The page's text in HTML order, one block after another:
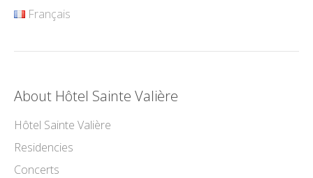
Français
About Hôtel Sainte Valière
Hôtel Sainte Valière
Residencies
Concerts